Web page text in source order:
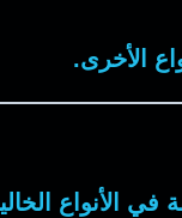
الأخرى.
الأنواع